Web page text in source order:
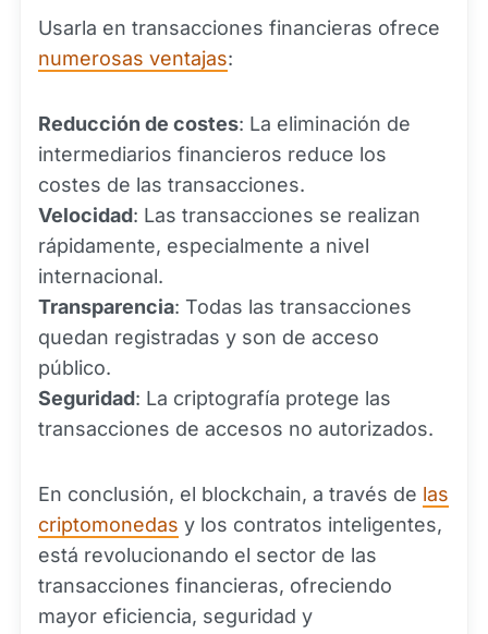
Usarla en transacciones financieras ofrece
numerosas ventajas:
Reducción de costes: La eliminación de
intermediarios financieros reduce los
costes de las transacciones.
Velocidad: Las transacciones se realizan
rápidamente, especialmente a nivel
internacional.
Transparencia: Todas las transacciones
quedan registradas y son de acceso
público.
Seguridad: La criptografía protege las
transacciones de accesos no autorizados.
En conclusión, el blockchain, a través de las
criptomonedas y los contratos inteligentes,
está revolucionando el sector de las
transacciones financieras, ofreciendo
mayor eficiencia, seguridad y